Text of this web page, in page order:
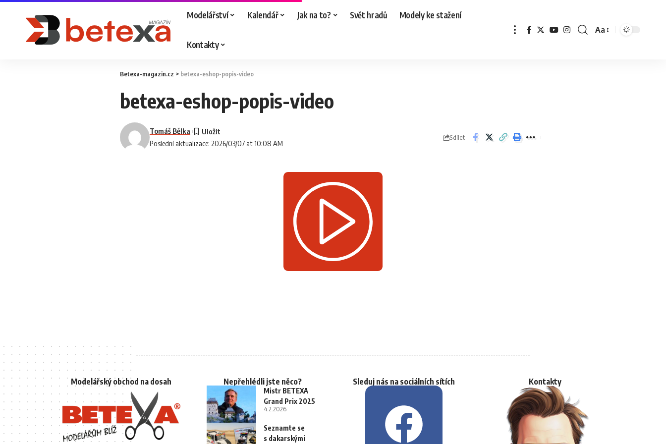
Modelářství Kalendář Jak na to? Svět hradů Modely ke stažení
Kontakty
Aa
Betexa-magazin.cz > betexa-eshop-popis-video
betexa-eshop-popis-video
Poslední aktualizace: 2026/03/07 at 10:08 AM
Tomáš Bělka
Sdílet
Modelářský obchod na dosah Nepřehlédli jste něco?
Mistr BETEXA
Grand Prix 2025
4.2.2026
Seznamte se
s dakarskými
Sleduj nás na sociálních sítích Kontakty